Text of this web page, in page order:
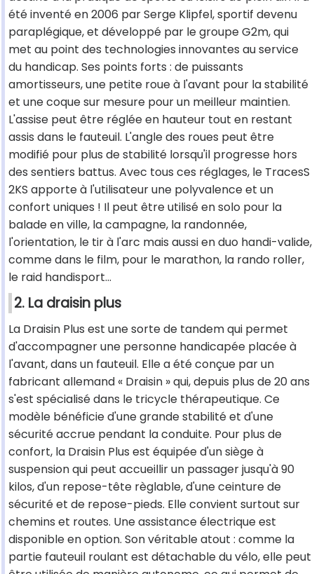
été inventé en 2006 par Serge Klipfel, sportif devenu
paraplégique, et développé par le groupe G2m, qui
met au point des technologies innovantes au service
du handicap. Ses points forts : de puissants
amortisseurs, une petite roue à l'avant pour la stabilité
et une coque sur mesure pour un meilleur maintien.
L'assise peut être réglée en hauteur tout en restant
assis dans le fauteuil. L'angle des roues peut être
modifié pour plus de stabilité lorsqu'il progresse hors
des sentiers battus. Avec tous ces réglages, le TracesS
2KS apporte à l'utilisateur une polyvalence et un
confort uniques ! Il peut être utilisé en solo pour la
balade en ville, la campagne, la randonnée,
l'orientation, le tir à l'arc mais aussi en duo handi-valide,
comme dans le film, pour le marathon, la rando roller,
le raid handisport...
2. La draisin plus
La Draisin Plus est une sorte de tandem qui permet
d'accompagner une personne handicapée placée à
l'avant, dans un fauteuil. Elle a été conçue par un
fabricant allemand « Draisin » qui, depuis plus de 20 ans
s'est spécialisé dans le tricycle thérapeutique. Ce
modèle bénéficie d'une grande stabilité et d'une
sécurité accrue pendant la conduite. Pour plus de
confort, la Draisin Plus est équipée d'un siège à
suspension qui peut accueillir un passager jusqu'à 90
kilos, d'un repose-tête règlable, d'une ceinture de
sécurité et de repose-pieds. Elle convient surtout sur
chemins et routes. Une assistance électrique est
disponible en option. Son véritable atout : comme la
partie fauteuil roulant est détachable du vélo, elle peut